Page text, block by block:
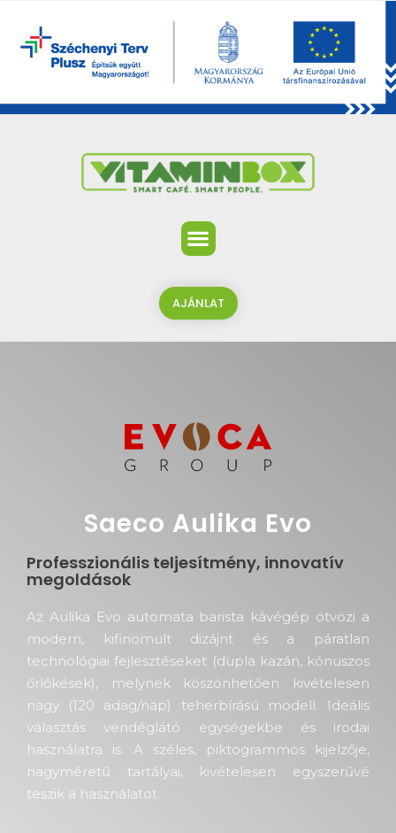
AJÁNLAT
Saeco Aulika Evo
Professzionális teljesítmény, innovatív
megoldások
Az Aulika Evo automata barista kávégép ötvözi a
modern, kifinomult dizájnt és a páratlan
technológiai fejlesztéseket (dupla kazán, kónuszos
őrlőkések), melynek köszönhetően kivételesen
nagy (120 adag/nap) teherbírású modell. Ideális
választás vendéglátó egységekbe és irodai
használatra is. A széles, piktogrammos kijelzője,
nagyméretű tartályai, kivételesen egyszerűvé
teszik a használatot.